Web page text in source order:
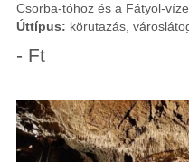
Csorba-tóhoz és a Fátyol-
Úttípus: körutazás,
- Ft